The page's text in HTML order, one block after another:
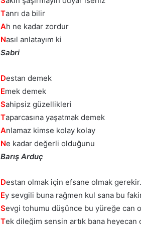
Tanrı da bilir
Ah ne kadar zordur
Nasıl anlatayım ki
Sabri
Destan demek
Emek demek
Sahipsiz güzellikleri
Taparcasına yaşatmak demek
Anlamaz kimse kolay kolay
Ne kadar değerli olduğunu
Barış Arduç
Destan olmak için efsane olmak gerekir.
Ey sevgili buna rağmen kul sana bu
Sevgi tohumu düşünce bu yüreğe can
Tek dileğim sensin artık bana heyecan